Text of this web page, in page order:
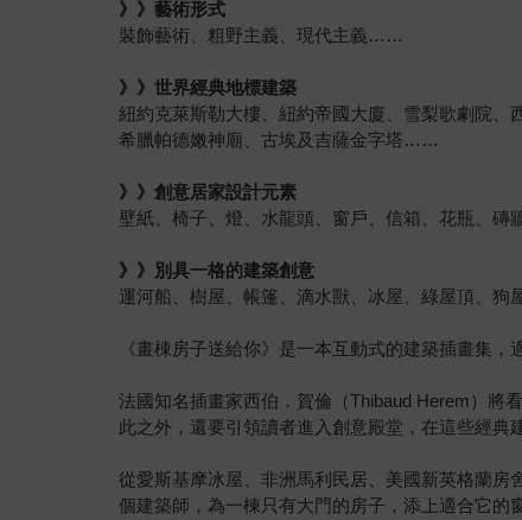
》》藝術形式
裝飾藝術、粗野主義、現代主義……
》》世界經典地標建築
紐約克萊斯勒大樓、紐約帝國大廈、雪梨歌劇院
希臘帕德嫩神廟、古埃及吉薩金字塔……
》》創意居家設計元素
壁紙、椅子、燈、水龍頭、窗戶、信箱、花瓶、
》》別具一格的建築創意
運河船、樹屋、帳篷、滴水獸、冰屋、綠屋頂、
《畫棟房子送給你》是一本互動式的建築插畫集
法國知名插畫家西伯．賀倫（Thibaud Herem）將
此之外，還要引領讀者進入創意殿堂，在這些經典
從愛斯基摩冰屋、非洲馬利民居、美國新英格蘭
個建築師，為一棟只有大門的房子，添上適合它